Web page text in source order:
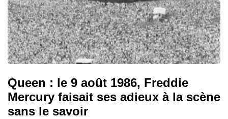
Queen : le 9 août 1986, Freddie
Mercury faisait ses adieux à la scène
sans le savoir